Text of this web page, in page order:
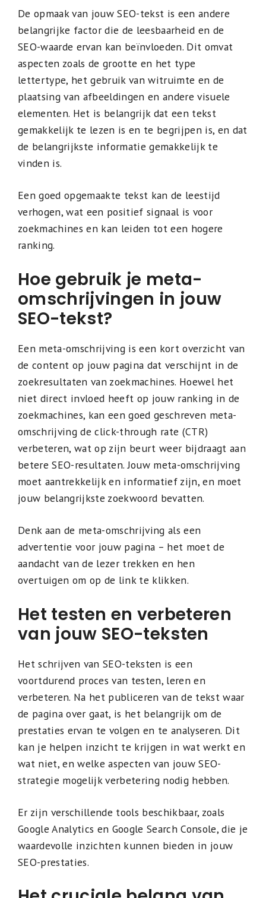
De opmaak van jouw SEO-tekst is een andere
belangrijke factor die de leesbaarheid en de
SEO-waarde ervan kan beïnvloeden. Dit omvat
aspecten zoals de grootte en het type
lettertype, het gebruik van witruimte en de
plaatsing van afbeeldingen en andere visuele
elementen. Het is belangrijk dat een tekst
gemakkelijk te lezen is en te begrijpen is, en dat
de belangrijkste informatie gemakkelijk te
vinden is.
Een goed opgemaakte tekst kan de leestijd
verhogen, wat een positief signaal is voor
zoekmachines en kan leiden tot een hogere
ranking.
Hoe gebruik je meta-
omschrijvingen in jouw
SEO-tekst?
Een meta-omschrijving is een kort overzicht van
de content op jouw pagina dat verschijnt in de
zoekresultaten van zoekmachines. Hoewel het
niet direct invloed heeft op jouw ranking in de
zoekmachines, kan een goed geschreven meta-
omschrijving de click-through rate (CTR)
verbeteren, wat op zijn beurt weer bijdraagt aan
betere SEO-resultaten. Jouw meta-omschrijving
moet aantrekkelijk en informatief zijn, en moet
jouw belangrijkste zoekwoord bevatten.
Denk aan de meta-omschrijving als een
advertentie voor jouw pagina – het moet de
aandacht van de lezer trekken en hen
overtuigen om op de link te klikken.
Het testen en verbeteren
van jouw SEO-teksten
Het schrijven van SEO-teksten is een
voortdurend proces van testen, leren en
verbeteren. Na het publiceren van de tekst waar
de pagina over gaat, is het belangrijk om de
prestaties ervan te volgen en te analyseren. Dit
kan je helpen inzicht te krijgen in wat werkt en
wat niet, en welke aspecten van jouw SEO-
strategie mogelijk verbetering nodig hebben.
Er zijn verschillende tools beschikbaar, zoals
Google Analytics en Google Search Console, die je
waardevolle inzichten kunnen bieden in jouw
SEO-prestaties.